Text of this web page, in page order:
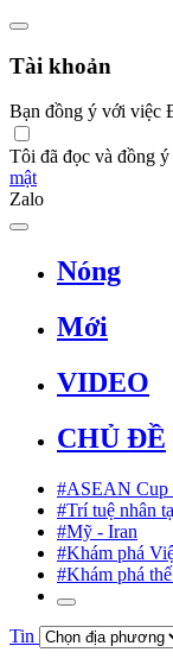
Tài khoản
Bạn đồng ý với việc
Tôi đã đọc và đồng
mật
Zalo
Nóng
Mới
VIDEO
CHỦ ĐỀ
#ASEAN Cup
#Trí tuệ nhân
#Mỹ - Iran
#Khám phá
#Khám phá
Tin